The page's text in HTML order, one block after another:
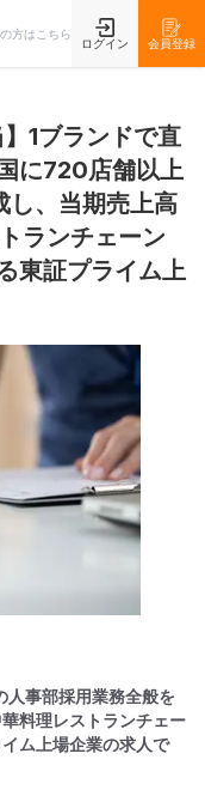
方はこちら
ログイン 会員登録
1ブランドで直
に720店舗以上
し、当期売上高
ランチェーン
東証プライム上
人事部採用業務全般を
料理レストランチェー
ム上場企業の求人で